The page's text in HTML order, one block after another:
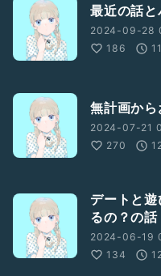
最近の話
2024-09-28
186
無計画か
2024-07-21
270
デートと
るの？の話
2024-06-19
134